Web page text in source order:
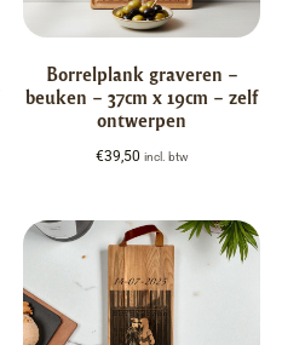
Borrelplank graveren –
beuken – 37cm x 19cm – zelf
ontwerpen
€39,50 incl. btw